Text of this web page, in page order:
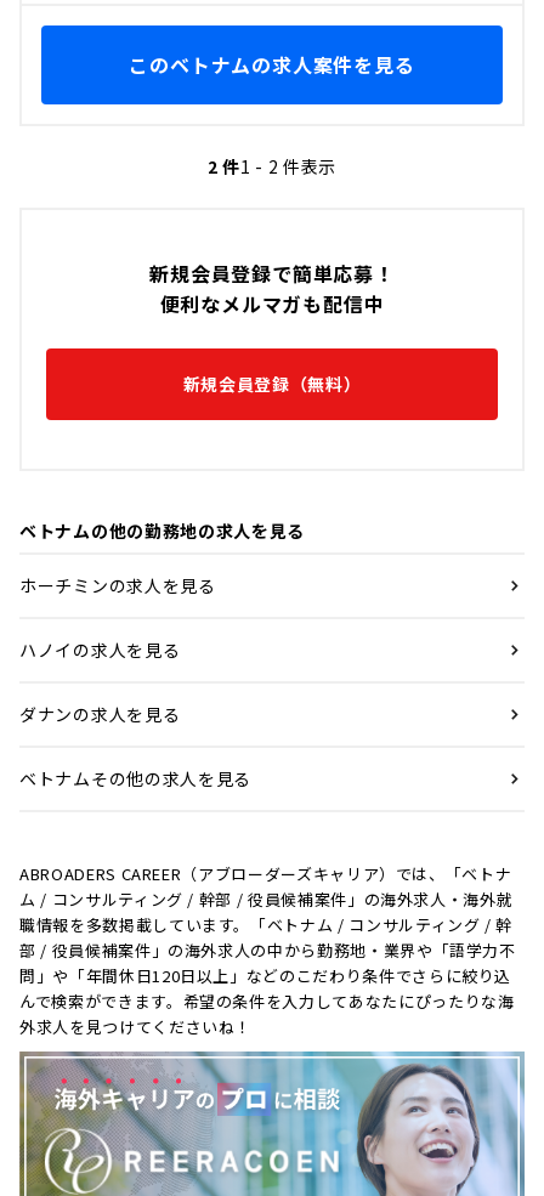
新規会員登録で簡単応募！
便利なメルマガも配信中
新規会員登録（無料）
ベトナムの他の勤務地の求人を見る
ホーチミンの求人を見る
ハノイの求人を見る
ダナンの求人を見る
ベトナムその他の求人を見る
ABROADERS CAREER（アブローダーズキャリア）では、「ベトナ
ム / コンサルティング / 幹部 / 役員候補案件」の海外求人・海外就
職情報を多数掲載しています。「ベトナム / コンサルティング / 幹
部 / 役員候補案件」の海外求人の中から勤務地・業界や「語学力不
問」や「年間休日120日以上」などのこだわり条件でさらに絞り込
んで検索ができます。希望の条件を入力してあなたにぴったりな海
外求人を見つけてくださいね！
このベトナムの求人案件を見る
2 件1 - 2 件表示